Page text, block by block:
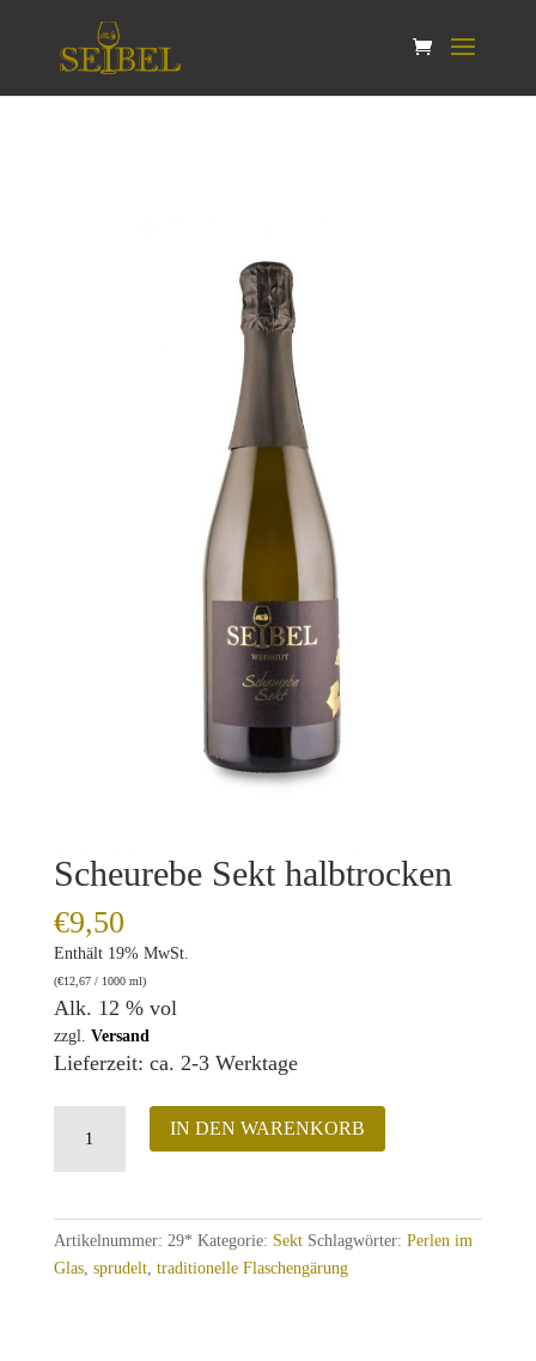
Scheurebe Sekt halbtrocken
€9,50
Enthält 19% MwSt.
(€12,67/ 1000 ml)
Alk. 12 % vol
zzgl. Versand
Lieferzeit: ca. 2-3 Werktage
Sekt
halbtrocken
IN DEN WARENKORB
Artikelnummer: 29* Kategorie: Sekt Schlagwörter: Perlen im
Glas, sprudelt, traditionelle Flaschengärung